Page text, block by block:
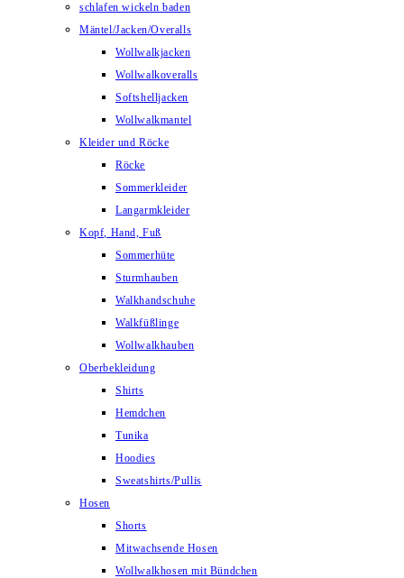
schlafen wickeln baden
Mäntel/Jacken/Overalls
Wollwalkjacken
Wollwalkoveralls
Softshelljacken
Wollwalkmantel
Kleider und Röcke
Röcke
Sommerkleider
Langarmkleider
Kopf, Hand, Fuß
Sommerhüte
Sturmhauben
Walkhandschuhe
Walkfüßlinge
Wollwalkhauben
Oberbekleidung
Shirts
Hemdchen
Tunika
Hoodies
Sweatshirts/Pullis
Hosen
Shorts
Mitwachsende Hosen
Wollwalkhosen mit Bündchen